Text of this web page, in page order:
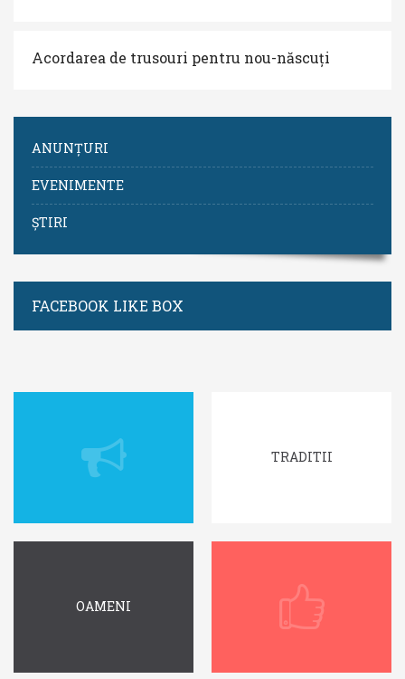
Acordarea de trusouri pentru nou-născuți
ANUNȚURI
EVENIMENTE
ȘTIRI
FACEBOOK LIKE BOX
TRADITII
OAMENI